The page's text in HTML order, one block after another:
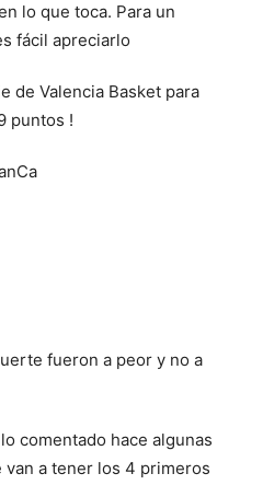
lo que toca. Para un
fácil apreciarlo
de Valencia Basket para
puntos !
fueron a peor y no a
comentado hace algunas
van a tener los 4 primeros